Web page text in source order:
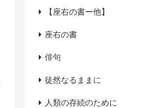
【座右の書ー他】
座右の書
俳句
徒然なるままに
人類の存続のために